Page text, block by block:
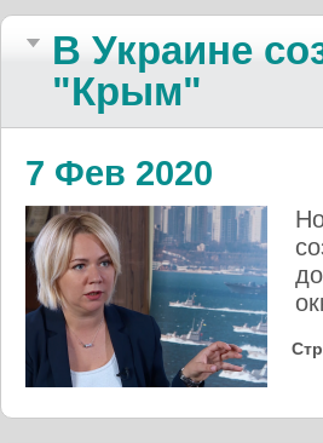
В Украине
"Крым"
7 Фев 2020